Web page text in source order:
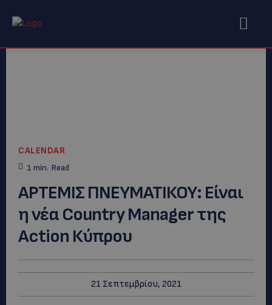
CALENDAR
1 min. Read
AΡΤΕΜΙΣ ΠΝΕΥΜΑΤΙΚΟΥ: Είναι
η νέα Country Manager της
Action Κύπρου
21 Σεπτεμβρίου, 2021